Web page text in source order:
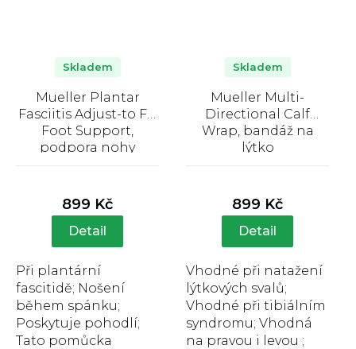
Mueller Plantar
Fasciitis Adjust-to Fit
Foot Support,
podpora nohy
produktu
je
hvězdiček.
Skladem
899 Kč
Detail
Při plantární
fascitidě; Nošení
během spánku;
Poskytuje pohodlí;
Tato pomůcka
Mueller Multi-
Directional Calf
Wrap, bandáž na
lýtko
produktu
je
hvězdiček.
Skladem
899 Kč
Detail
Vhodné při natažení
lýtkových svalů;
Vhodné při tibiálním
syndromu; Vhodná
na pravou i levou ;